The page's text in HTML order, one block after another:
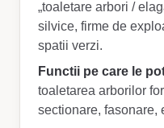
„toaletare arbori /
silvice, firme de
spatii verzi.
Functii pe care le
toaletarea arborilor
sectionare, fasonare,